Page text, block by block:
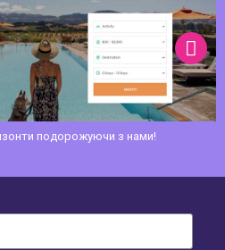
подорожуючи з нами!